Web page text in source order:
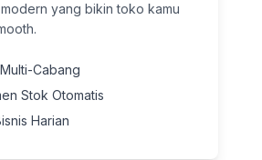
yang bikin toko kamu
Cabang
Stok Otomatis
Harian